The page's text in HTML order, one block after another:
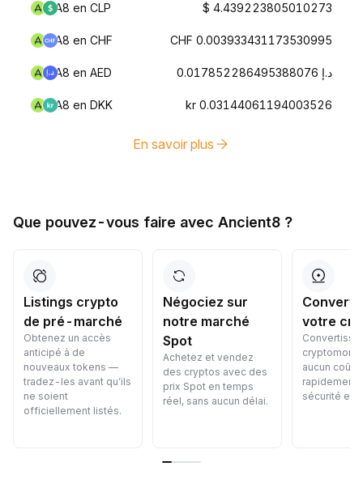
A8 en CLP $ 4.439223805010273
A8 en CHF CHF 0.003933431173530995
A8 en AED د.إ 0.017852286495388076
A8 en DKK kr 0.03144061194003526
En savoir plus
Que pouvez-vous faire avec Ancient8 ?
Listings crypto
de pré-marché
Obtenez un accès
anticipé à de
nouveaux tokens —
tradez-les avant qu’ils
ne soient
officiellement listés.
Négociez sur
notre marché
Spot
Achetez et vendez
des cryptos avec des
prix Spot en temps
réel, sans aucun délai.
votre
aucun coût
rapidement,
sécurité et